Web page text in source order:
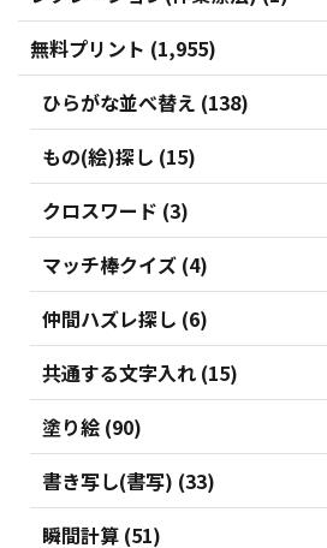
無料プリント (1,955)
ひらがな並べ替え (138)
もの(絵)探し (15)
クロスワード (3)
マッチ棒クイズ (4)
仲間ハズレ探し (6)
共通する文字入れ (15)
塗り絵 (90)
書き写し(書写) (33)
瞬間計算 (51)